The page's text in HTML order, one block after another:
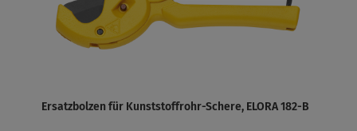
Ersatzbolzen für Kunststoffrohr-Schere, ELORA 182-B